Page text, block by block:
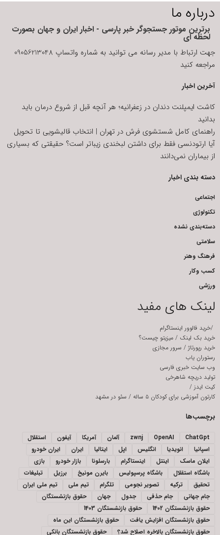
درباره ما
برترین موتور جستجوگر خبر پارسی - اخبار ایران و جهان بصورت
لحظه ای
جهت ارتباط با مدیر رسانه می توانید به شماره واتساپ 09056213048
مراجعه کنید
آخرین اخبار
کاشت ایمپلنت دندان در زعفرانیه؛ هر آنچه قبل از شروع درمان باید
بدانید
راهنمای کامل شستشوی فرش در تهران | انتخاب قالیشویی تا تحویل
آیا ارتودنسی فقط برای داشتن لبخندی زیباتر است؟ حقیقتی که بسیاری
از بیماران نمی‌دانند
دسته بندی اخبار
اجتماعی
تکنولوژی
دسته‌بندی نشده
سلامتی
فرهنگ وهنر
کسب وکار
ورزشی
لینک های مفید
/خرید فالوور اینستاگرام
خرید بک لینک / میزیتو چیست؟
خرید رپورتاژ / سرور مجازی
رستوران یاب
وب سایت خبری فارسی
تولید دریچه شاهرخی
کیت ایدز /
کارتون آموزشی برای کودکان ۵ ساله
/ سئو در مشهد
برچسب‌ها
ChatGpt
OpenAI
zwnj آلمان آمریکا آیفون
استقلال
اسپانیا
انویدیا انگلیس اپل ایتالیا ایران
ایران خودرو
ایلان ماسک
اینتل اینستاگرام بارسلونا بازار خودرو
بازی
باشگاه استقلال
باشگاه پرسپولیس بایرن مونیخ برزیل
تبلیغات
تحقیق
ترکیه تصویر نجومی تلگرام تیم ملی
تیم ملی ایران
جام جهانی
جام حذفی جدول جهان
حقوق بازنشستگان
حقوق بازنشستگان 1402
حقوق بازنشستگان 1403
حقوق بازنشستگان افزایش یافت
حقوق بازنشستگان این ماه
حقوق بازنشستگان بالاخره اصلاح شد؟
حقوق بازنشستگان بانکی